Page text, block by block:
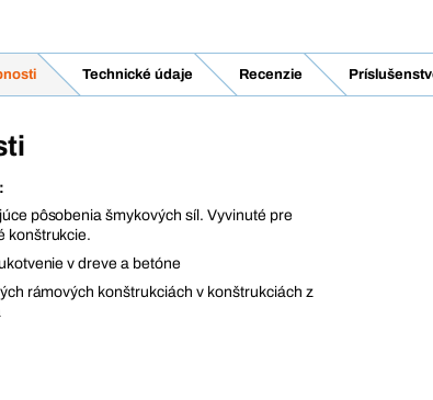
Technické údaje Recenzie
pôsobenia šmykových síl. Vyvinuté pre
konštrukcie.
v dreve a betóne
rámových konštrukciách v konštrukciách z